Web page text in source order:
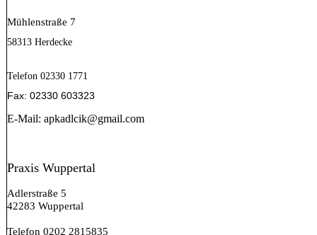
Mühlenstraße 7
58313 Herdecke
Telefon 02330 1771
Fax: 02330 603323
E-Mail: apkadlcik@gmail.com
Praxis Wuppertal
Adlerstraße 5
42283 Wuppertal
Telefon 0202 2815835